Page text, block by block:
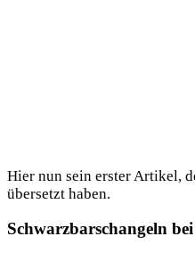
Hier nun sein ers­ter Arti­kel,
über­setzt haben.
Schwarzbarschangeln